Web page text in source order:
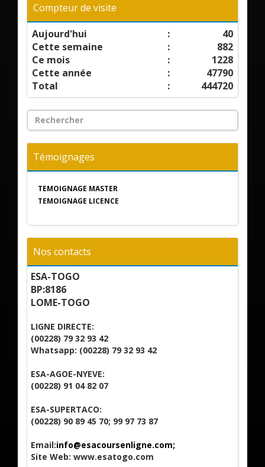
Compteur de visite
Aujourd'hui
:
40
Cette semaine
:
882
Ce mois
:
1228
Cette année
:
47790
Total
: 444720
Témoignages
TEMOIGNAGE MASTER
TEMOIGNAGE LICENCE
Nos contacts
ESA-TOGO
BP:8186
LOME-TOGO
LIGNE DIRECTE:
(00228) 79 32 93 42
Whatsapp: (00228) 79 32 93 42
ESA-AGOE-NYEVE:
(00228) 91 04 82 07
ESA-SUPERTACO:
(00228) 90 89 45 70; 99 97 73 87
Email:info@esacoursenligne.com;
Site Web: www.esatogo.com